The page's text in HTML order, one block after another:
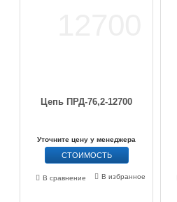
Цепь ПРД-76,2-12700
Уточните цену у менеджера
СТОИМОСТЬ
В избранное
В сравнение